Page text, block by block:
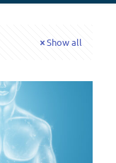
Show all